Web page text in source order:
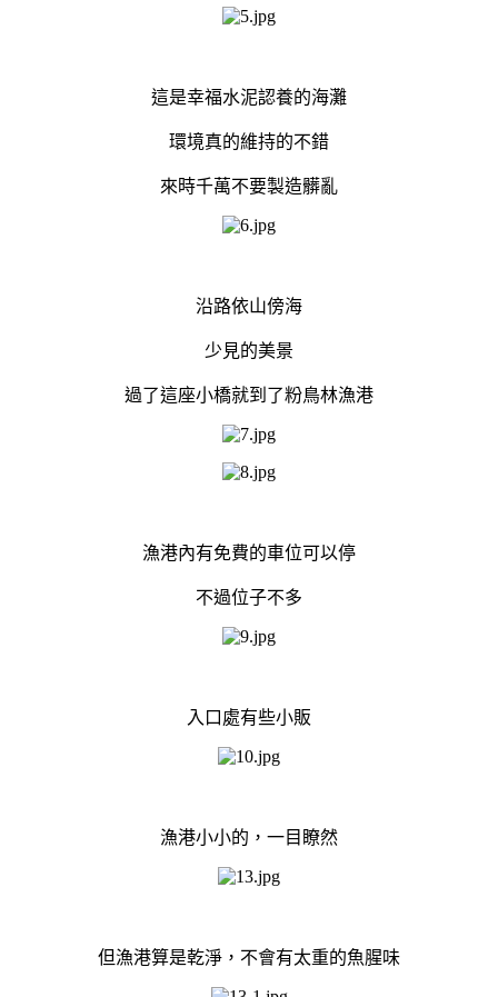
這是幸福水泥認養的海灘
環境真的維持的不錯
來時千萬不要製造髒亂
沿路依山傍海
少見的美景
過了這座小橋就到了粉鳥林漁港
漁港內有免費的車位可以停
不過位子不多
入口處有些小販
漁港小小的，一目瞭然
但漁港算是乾淨，不會有太重的魚腥味